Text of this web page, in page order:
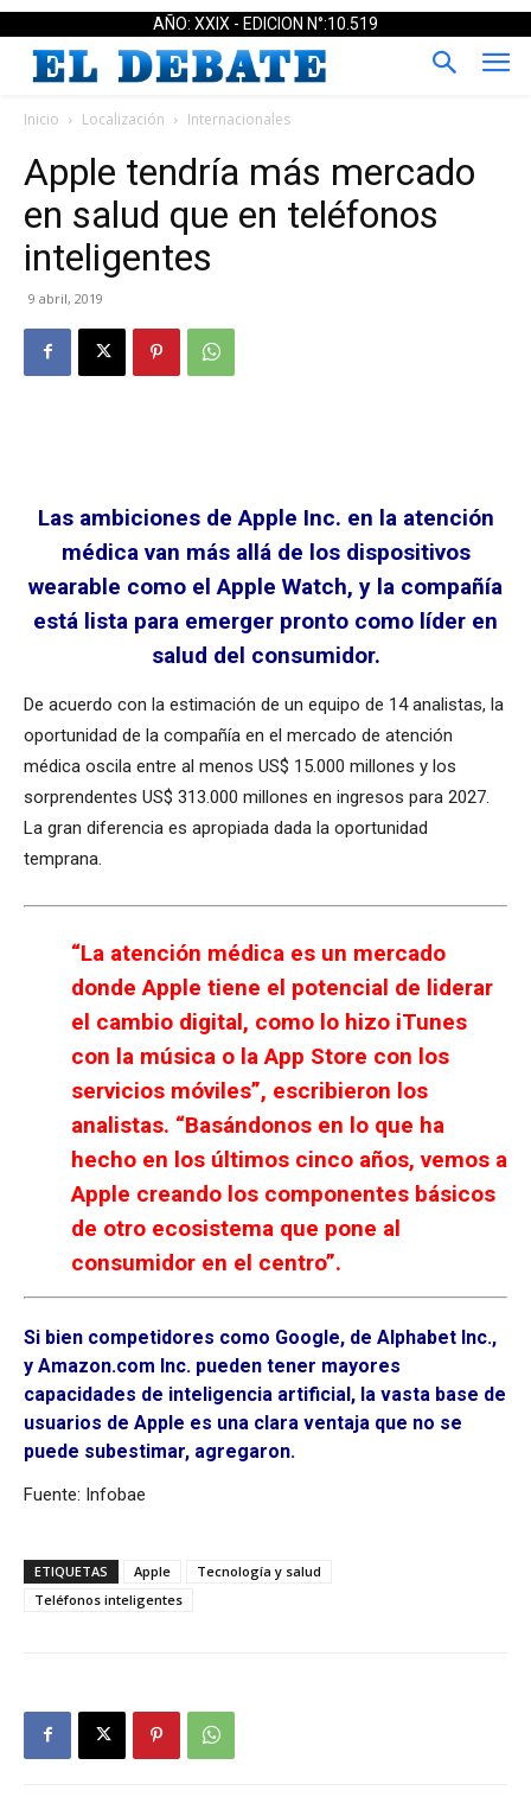
AÑO: XXIX - EDICION N°:10.519
Inicio Localización Internacionales
Apple tendría más mercado
en salud que en teléfonos
inteligentes
9 abril, 2019
Las ambiciones de Apple Inc. en la atención
médica van más allá de los dispositivos
wearable como el Apple Watch, y la compañía
está lista para emerger pronto como líder en
salud del consumidor.
De acuerdo con la estimación de un equipo de 14 analistas, la
oportunidad de la compañía en el mercado de atención
médica oscila entre al menos US$ 15.000 millones y los
sorprendentes US$ 313.000 millones en ingresos para 2027.
La gran diferencia es apropiada dada la oportunidad
temprana.
“La atención médica es un mercado
donde Apple tiene el potencial de liderar
el cambio digital, como lo hizo iTunes
con la música o la App Store con los
servicios móviles”, escribieron los
analistas. “Basándonos en lo que ha
hecho en los últimos cinco años, vemos a
Apple creando los componentes básicos
de otro ecosistema que pone al
consumidor en el centro”.
Si bien competidores como Google, de Alphabet Inc.,
y Amazon.com Inc. pueden tener mayores
capacidades de inteligencia artificial, la vasta base de
usuarios de Apple es una clara ventaja que no se
puede subestimar, agregaron.
Fuente: Infobae
ETIQUETAS Apple
Tecnología y salud
Teléfonos inteligentes